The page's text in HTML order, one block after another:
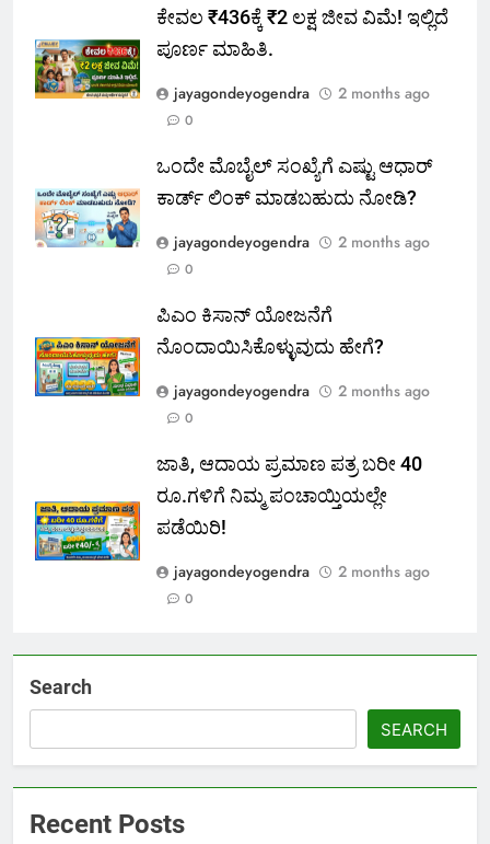
ಕೇವಲ ₹436ಕ್ಕೆ ₹2 ಲಕ್ಷ ಜೀವ ವಿಮೆ! ಇಲ್ಲಿದೆ
ಪೂರ್ಣ ಮಾಹಿತಿ.
jayagondeyogendra
2 months ago
0
ಒಂದೇ ಮೊಬೈಲ್ ಸಂಖ್ಯೆಗೆ ಎಷ್ಟು ಆಧಾರ್
ಕಾರ್ಡ್ ಲಿಂಕ್ ಮಾಡಬಹುದು ನೋಡಿ?
jayagondeyogendra
2 months ago
0
ಪಿಎಂ ಕಿಸಾನ್ ಯೋಜನೆಗೆ
ನೊಂದಾಯಿಸಿಕೊಳ್ಳುವುದು ಹೇಗೆ?
jayagondeyogendra
2 months ago
0
ಜಾತಿ, ಆದಾಯ ಪ್ರಮಾಣ ಪತ್ರ ಬರೀ 40
ರೂ.ಗಳಿಗೆ ನಿಮ್ಮ ಪಂಚಾಯ್ತಿಯಲ್ಲೇ
ಪಡೆಯಿರಿ!
jayagondeyogendra
2 months ago
0
Search
SEARCH
Recent Posts